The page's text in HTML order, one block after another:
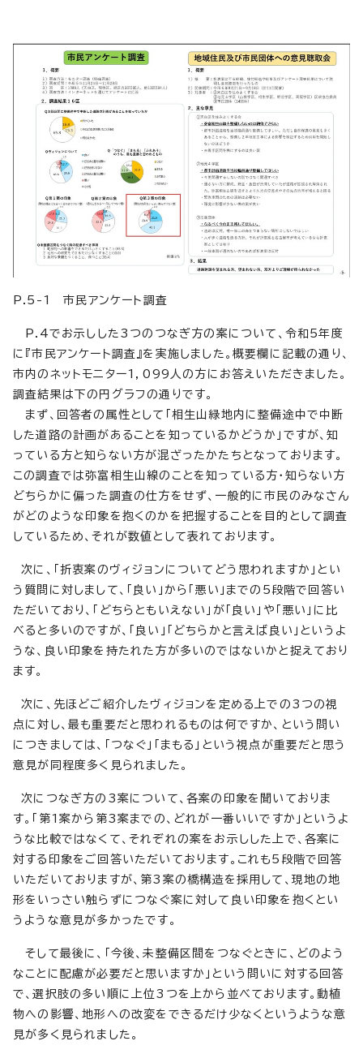
P.5-1 市民アンケート調査
P.4でお示しした3つのつなぎ方の案について、令和5年度
に『市民アンケート調査』を実施しました。概要欄に記載の通り、
市内のネットモニター1，099人の方にお答えいただきました。
調査結果は下の円グラフの通りです。
まず、回答者の属性として「相生山緑地内に整備途中で中断
した道路の計画があることを知っているかどうか」ですが、知
っている方と知らない方が混ざったかたちとなっております。
この調査では弥富相生山線のことを知っている方・知らない方
どちらかに偏った調査の仕方をせず、一般的に市民のみなさん
がどのような印象を抱くのかを把握することを目的として調査
しているため、それが数値として表れております。
次に、「折衷案のヴィジョンについてどう思われますか」とい
う質問に対しまして、「良い」から「悪い」までの5段階で回答い
ただいており、「どちらともいえない」が「良い」や「悪い」に比
べると多いのですが、「良い」「どちらかと言えば良い」というよ
うな、良い印象を持たれた方が多いのではないかと捉えており
ます。
次に、先ほどご紹介したヴィジョンを定める上での3つの視
点に対し、最も重要だと思われるものは何ですか、という問い
につきましては、「つなぐ」「まもる」という視点が重要だと思う
意見が同程度多く見られました。
次につなぎ方の3案について、各案の印象を聞いておりま
す。「第1案から第3案までの、どれが一番いいですか」というよ
うな比較ではなくて、それぞれの案をお示しした上で、各案に
対する印象をご回答いただいております。これも5段階で回答
いただいておりますが、第3案の橋構造を採用して、現地の地
形をいっさい触らずにつなぐ案に対して良い印象を抱くとい
うような意見が多かったです。
そして最後に、「今後、未整備区間をつなぐときに、どのよう
なことに配慮が必要だと思いますか」という問いに対する回答
で、選択肢の多い順に上位3つを上から並べております。動植
物への影響、地形への改変をできるだけ少なくというような意
見が多く見られました。